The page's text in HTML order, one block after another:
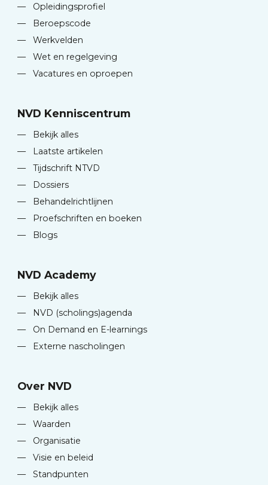
—
Opleidingsprofiel
—
Beroepscode
—
Werkvelden
—
Wet en regelgeving
—
Vacatures en oproepen
NVD Kenniscentrum
—
Bekijk alles
—
Laatste artikelen
—
Tijdschrift NTVD
—
Dossiers
—
Behandelrichtlijnen
—
Proefschriften en boeken
—
Blogs
NVD Academy
—
Bekijk alles
—
NVD (scholings)agenda
—
On Demand en E-learnings
—
Externe nascholingen
Over NVD
—
Bekijk alles
—
Waarden
—
Organisatie
—
Visie en beleid
—
Standpunten